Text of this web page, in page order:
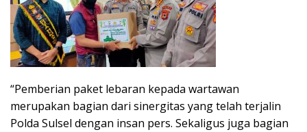
“Pemberian paket lebaran kepada wartawan
merupakan bagian dari sinergitas yang telah terjalin
Polda Sulsel dengan insan pers. Sekaligus juga bagian